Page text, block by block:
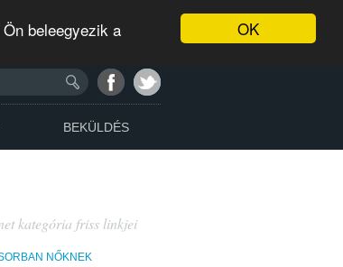
OK
beleegyezik a
BEKÜLDÉS
kategória friss linkjei
NŐKNEK